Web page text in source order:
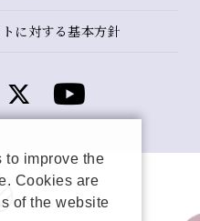
に対する基本方針
to improve the
Cookies are
of the website